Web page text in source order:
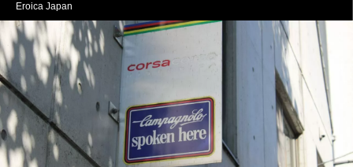
Eroica Japan